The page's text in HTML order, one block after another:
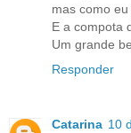
mas como
E a compota
Um grande
Responder
Catarina 10